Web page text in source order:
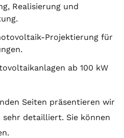
, Realisierung und
Projektierung für
ab 100 kW
Seiten präsentieren wir
detailliert. Sie können